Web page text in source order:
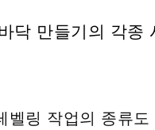
닥 만들기의 각
벨링 작업의 종류